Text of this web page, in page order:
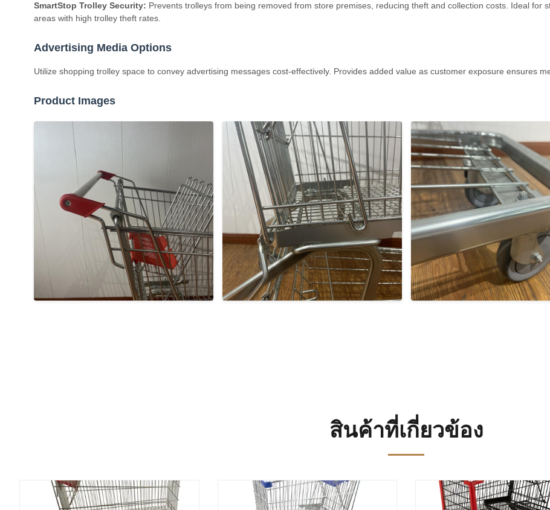
SmartStop Trolley Security: Prevents trolleys from being removed from store premises, reducing theft and collection costs. Ideal for
areas with high trolley theft rates.
Advertising Media Options
Utilize shopping trolley space to convey advertising messages cost-effectively. Provides added value as customer exposure ensures
Product Images
สินค้าที่เกี่ยวข้อง